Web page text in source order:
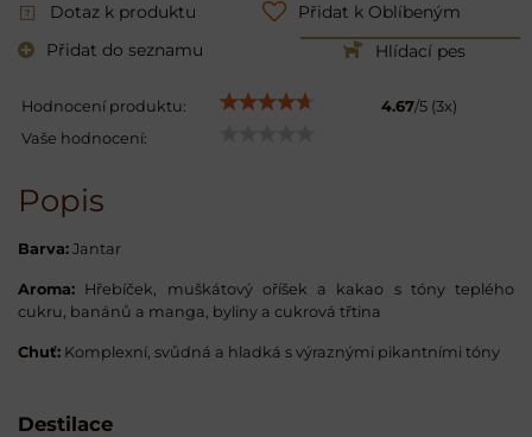
Dotaz k produktu
Přidat k Oblíbeným
Přidat do seznamu
Hlídací pes
Hodnocení produktu: 4.67/5 (3x)
Vaše hodnocení:
Popis
Barva: Jantar
Aroma: Hřebíček, muškátový oříšek a kakao s tóny teplého
cukru, banánů a manga, byliny a cukrová třtina
Chuť: Komplexní, svůdná a hladká s výraznými pikantními tóny
Destilace